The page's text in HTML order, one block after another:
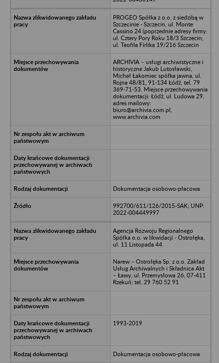
PROGEO Spółka z o.o. z siedzibą w
Szczecinie - Szczecin, ul. Monte
Cassino 24 (poprzednie adresy firmy:
ul. Cztery Pory Roku 18/3 Szczecin;
ul. Teofila Firlika 19/216 Szczecin
ARCHIVIA – usługi archiwistyczne i
historyczne Jakub Lutosławski,
Michał Łakomiec spółka jawna, ul.
Rojna 48/81, 91-134 Łódź, tel. 79
369-71-53. Miejsce przechowywania
dokumentacji: Łódź, ul. Ludowa 29,
adres mailowy:
biuro@archivia.com.pl,
www.archivia.com
Dokumentacja osobowo-płacowa
992700/611/126/2015-SAK; UNP:
2022-004449997
Agencja Rozwoju Regionalnego
Spółka o.o. w likwidacji - Ostrołęka,
ul. 11 Listopada 44
Narew – Ostrołęka Sp. z o.o. Zakład
Usług Archiwalnych i Składnica Akt
– Ławy, ul. Przemysłowa 26, 07-411
Rzekuń; tel. 29 760 52 91
1993-2019
Dokumentacja osobowo-płacowa